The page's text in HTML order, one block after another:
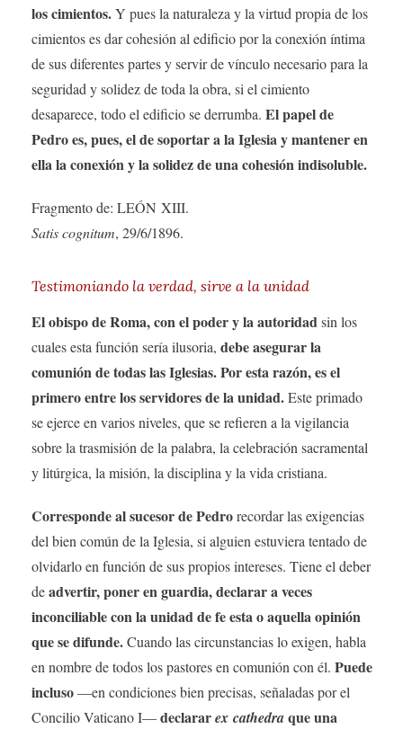
los cimientos.Y pues la naturaleza y la virtud propia de los
cimientos es dar cohesión al edificio por la conexión íntima
de sus diferentes partes y servir de vínculo necesario para la
seguridad y solidez de toda la obra, si el cimiento
desaparece, todo el edificio se derrumba. El papel de
Pedro es, pues, el de soportar a la Iglesia y mantener en
ella la conexión y la solidez de una cohesión indisoluble.
Fragmento de: LEÓN XIII.
Satis cognitum, 29/6/1896.
Testimoniando la verdad, sirve a la unidad
El obispo de Roma, con el poder y la autoridadsin los
cuales esta función sería ilusoria, debe asegurar la
comunión de todas las Iglesias. Por esta razón, es el
primero entre los servidores de la unidad.Este primado
se ejerce en varios niveles, que se refieren a la vigilancia
sobre la trasmisión de la palabra, la celebración sacramental
y litúrgica, la misión, la disciplina y la vida cristiana.
Corresponde al sucesor de Pedrorecordar las exigencias
del bien común de la Iglesia, si alguien estuviera tentado de
olvidarlo en función de sus propios intereses. Tiene el deber
deadvertir, poner en guardia, declarar a veces
inconciliable con la unidad de fe esta o aquella opinión
que se difunde.Cuando las circunstancias lo exigen, habla
en nombre de todos los pastores en comunión con él. Puede
incluso—en condiciones bien precisas, señaladas por el
Concilio Vaticano I—declararex cathedraque una